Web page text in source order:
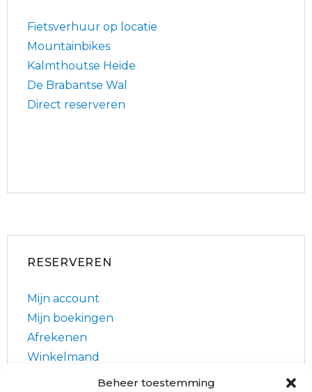
Beheer toestemming
Fietsverhuur op locatie
Mountainbikes
Kalmthoutse Heide
De Brabantse Wal
Direct reserveren
RESERVEREN
Mijn account
Mijn boekingen
Afrekenen
Winkelmand